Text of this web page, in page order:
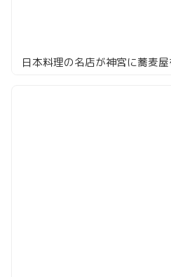
日本料理の名店が神宮に蕎麦